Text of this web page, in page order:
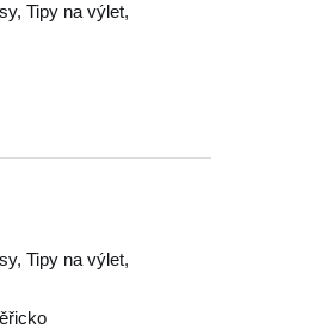
Tipy na výlet,
Tipy na výlet,